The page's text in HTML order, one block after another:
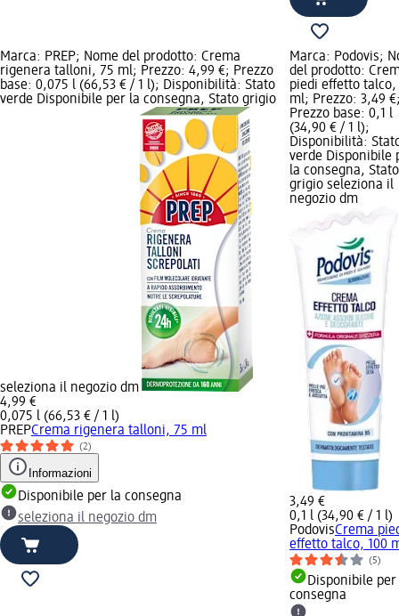
Marca: PREP; Nome del prodotto: Crema
rigenera talloni, 75 ml; Prezzo: 4,99 €; Prezzo
base: 0,075 l (66,53 € / 1 l); Disponibilità: Stato
verde Disponibile per la consegna, Stato grigio
seleziona il negozio dm
4,99 €
0,075 l (66,53 € / 1 l)
PREPCrema rigenera talloni, 75 ml
(2)
Informazioni
Disponibile per la consegna
seleziona il negozio dm
Marca: Podovis;
del prodotto:
piedi effetto talco,
ml; Prezzo: 3,49
Prezzo base: 0,1 l
(34,90 € / 1 l);
Disponibilità:
verde Disponibile
la consegna, Stato
grigio seleziona il
negozio dm
3,49 €
0,1 l (34,90 € / 1 l)
PodovisCrema
effetto talco, 100
(5)
Disponibile per
consegna